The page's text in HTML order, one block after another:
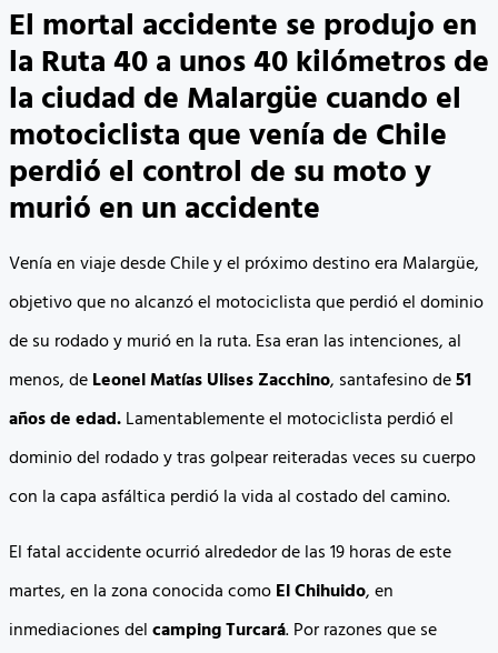
El mortal accidente se produjo en
la Ruta 40 a unos 40 kilómetros de
la ciudad de Malargüe cuando el
motociclista que venía de Chile
perdió el control de su moto y
murió en un accidente
Venía en viaje desde Chile y el próximo destino era Malargüe,
objetivo que no alcanzó el motociclista que perdió el dominio
de su rodado y murió en la ruta. Esa eran las intenciones, al
menos, deLeonel Matías Ulises Zacchino, santafesino de51
años de edad.Lamentablemente el motociclista perdió el
dominio del rodado y tras golpear reiteradas veces su cuerpo
con la capa asfáltica perdió la vida al costado del camino.
El fatal accidente ocurrió alrededor de las 19 horas de este
martes, en la zona conocida comoEl Chihuido, en
inmediaciones delcamping Turcará. Por razones que se